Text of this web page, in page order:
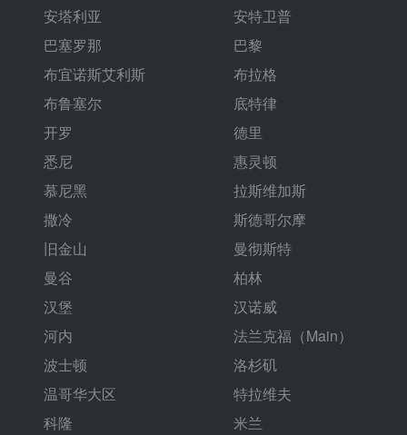
安塔利亚
安特卫普
巴塞罗那
巴黎
布宜诺斯艾利斯
布拉格
布鲁塞尔
底特律
开罗
德里
悉尼
惠灵顿
慕尼黑
拉斯维加斯
撒冷
斯德哥尔摩
旧金山
曼彻斯特
曼谷
柏林
汉堡
汉诺威
河内
法兰克福（Main）
波士顿
洛杉矶
温哥华大区
特拉维夫
科隆
米兰